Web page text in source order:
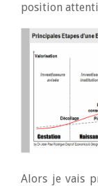
position
Alors je vais